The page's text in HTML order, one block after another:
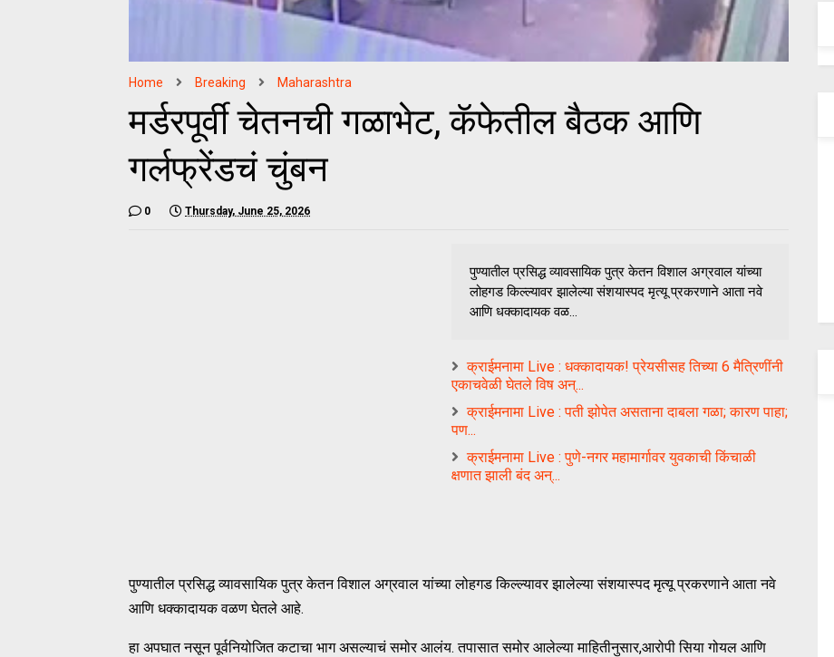
Home Breaking Maharashtra
मर्डरपूर्वी चेतनची गळाभेट, कॅफेतील बैठक आणि
गर्लफ्रेंडचं चुंबन
0 Thursday, June 25, 2026
पुण्यातील प्रसिद्ध व्यावसायिक पुत्र केतन विशाल अग्रवाल यांच्या
लोहगड किल्ल्यावर झालेल्या संशयास्पद मृत्यू प्रकरणाने आता नवे
आणि धक्कादायक वळ...
क्राईमनामा Live : धक्कादायक! प्रेयसीसह तिच्या 6 मैत्रिणींनी
एकाचवेळी घेतले विष अन्...
क्राईमनामा Live : पती झोपेत असताना दाबला गळा; कारण पाहा;
पण...
क्राईमनामा Live : पुणे-नगर महामार्गावर युवकाची किंचाळी
क्षणात झाली बंद अन्...
पुण्यातील प्रसिद्ध व्यावसायिक पुत्र केतन विशाल अग्रवाल यांच्या लोहगड किल्ल्यावर झालेल्या संशयास्पद मृत्यू प्रकरणाने आता नवे
आणि धक्कादायक वळण घेतले आहे.
हा अपघात नसून पूर्वनियोजित कटाचा भाग असल्याचं समोर आलंय. तपासात समोर आलेल्या माहितीनुसार,आरोपी सिया गोयल आणि